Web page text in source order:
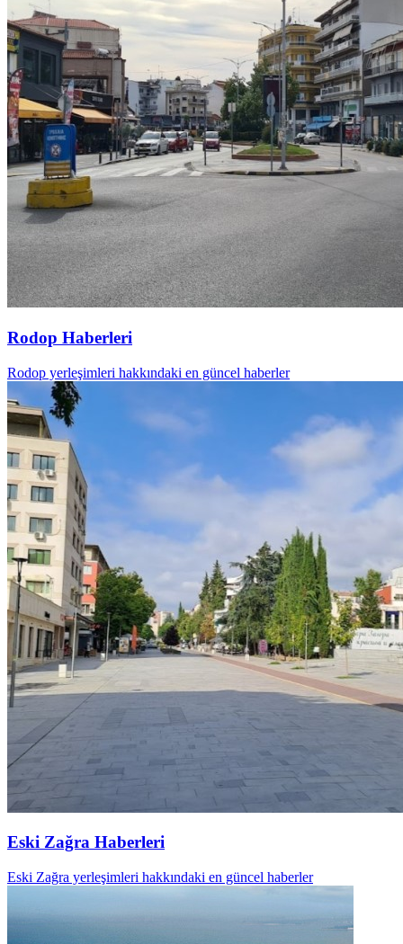
Rodop Haberleri
Rodop yerleşimleri hakkındaki en güncel haberler
Eski Zağra Haberleri
Eski Zağra yerleşimleri hakkındaki en güncel haberler